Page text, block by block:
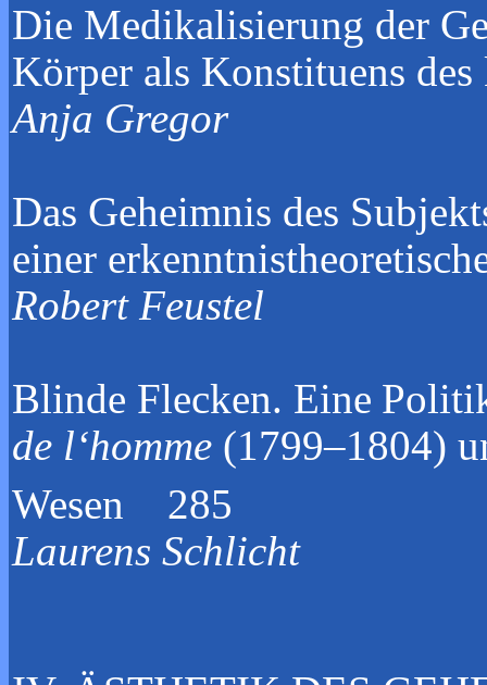
Die Medikalisierung der
Körper als Konstituens
Anja Gregor
Das Geheimnis des
einer
Robert Feustel
Blinde Flecken. Eine
de l‘homme (1799–1804)
Wesen
285
Laurens Schlicht